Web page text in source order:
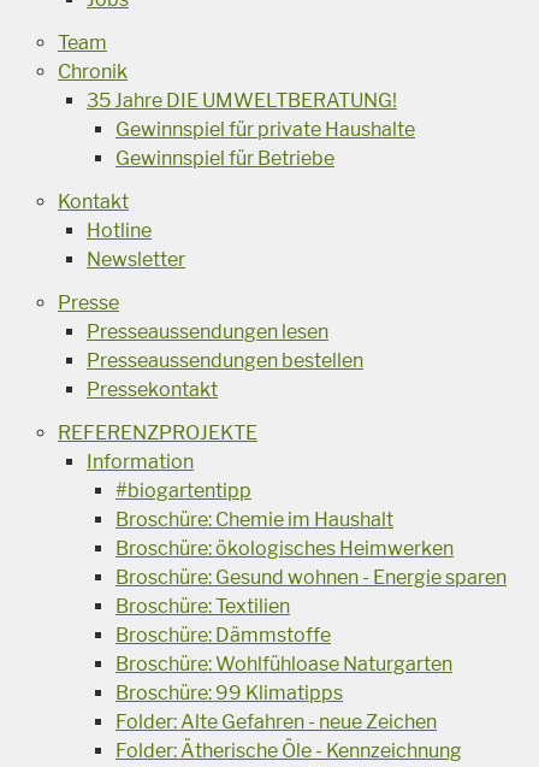
Team
Chronik
35 Jahre DIE UMWELTBERATUNG!
Gewinnspiel für private Haushalte
Gewinnspiel für Betriebe
Kontakt
Hotline
Newsletter
Presse
Presseaussendungen lesen
Presseaussendungen bestellen
Pressekontakt
REFERENZPROJEKTE
Information
#biogartentipp
Broschüre: Chemie im Haushalt
Broschüre: ökologisches Heimwerken
Broschüre: Gesund wohnen - Energie sparen
Broschüre: Textilien
Broschüre: Dämmstoffe
Broschüre: Wohlfühloase Naturgarten
Broschüre: 99 Klimatipps
Folder: Alte Gefahren - neue Zeichen
Folder: Ätherische Öle - Kennzeichnung